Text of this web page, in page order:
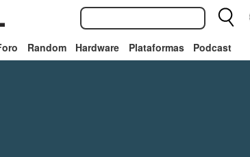
Random Hardware Plataformas Podcast